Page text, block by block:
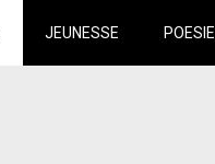
JEUNESSE POESIE